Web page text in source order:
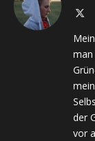
man
der
vor